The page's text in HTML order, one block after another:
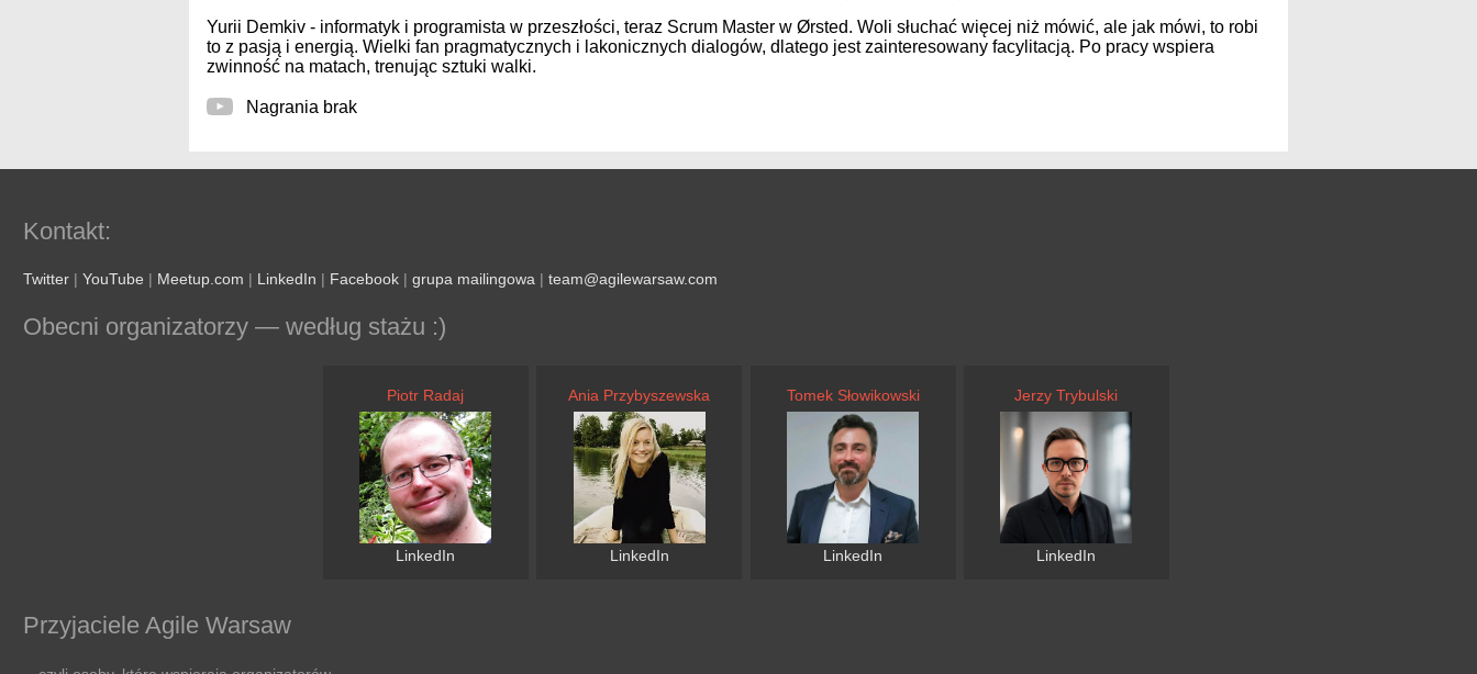
Yurii Demkiv - informatyk i programista w przeszłości, teraz Scrum Master w Ørsted. Woli słuchać więcej niż mówić, ale jak mówi, to robi
to z pasją i energią. Wielki fan pragmatycznych i lakonicznych dialogów, dlatego jest zainteresowany facylitacją. Po pracy wspiera
zwinność na matach, trenując sztuki walki.
Nagrania brak
Kontakt:
Twitter | YouTube | Meetup.com | LinkedIn | Facebook | grupa mailingowa | team@agilewarsaw.com
Obecni organizatorzy — według stażu :)
Piotr Radaj
LinkedIn
Ania Przybyszewska
LinkedIn
Tomek Słowikowski
LinkedIn
Jerzy Trybulski
LinkedIn
Przyjaciele Agile Warsaw